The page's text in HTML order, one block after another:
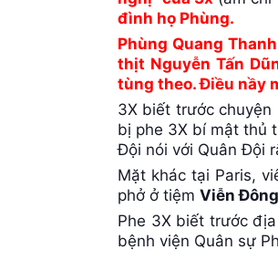
đình họ Phùng.
Phùng Quang
thịt Nguyễn Tấn
tùng theo. Điều nầy
3X biết trước chuyện
bị phe 3X bí mật thủ
Đội nói với Quân Đội
Mặt khác tại Paris,
phở ở tiệm Viễn Đông
Phe 3X biết trước
bệnh viện Quân sự